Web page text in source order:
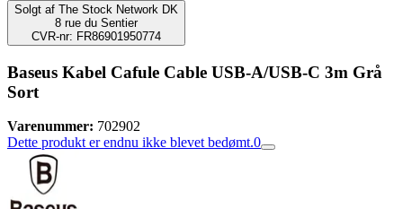
Solgt af The Stock Network DK
8 rue du Sentier
CVR-nr: FR86901950774
Baseus Kabel Cafule Cable USB-A/USB-C 3m Grå
Sort
Varenummer: 702902
Dette produkt er endnu ikke blevet bedømt.0